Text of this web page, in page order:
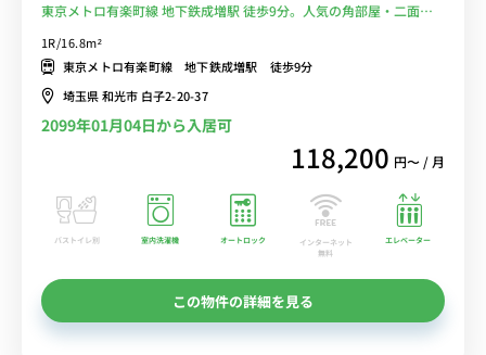
東京メトロ有楽町線 地下鉄成増駅 徒歩9分。人気の角部屋・二面採
メ■選べるWi-Fi格安レンタル中！
1R/16.8m²
東京メトロ有楽町線 地下鉄成増駅 徒歩9分
埼玉県 和光市 白子2-20-37
2099年01月04日から入居可
118,200 円〜 / 月
バストイレ別 室内洗濯機 オートロック
インターネット
無料
エレベーター
この物件の詳細を見る